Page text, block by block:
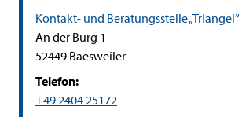
Kontakt- und Beratungsstelle
Straße:
An der Burg Hausnummer:
1
PLZ:
52449 Ort:
Baesweiler
Telefon:
+49 2404 25172